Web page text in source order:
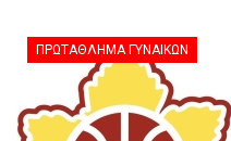
ΠΡΩΤΆΘΛΗΜΑ ΓΥΝΑΙΚΏΝ